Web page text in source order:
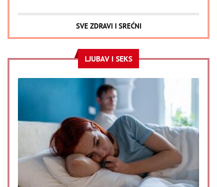
SVE ZDRAVI I SREĆNI
LJUBAV I SEKS